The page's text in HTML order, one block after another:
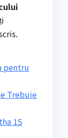
pentru
Trebuie
15